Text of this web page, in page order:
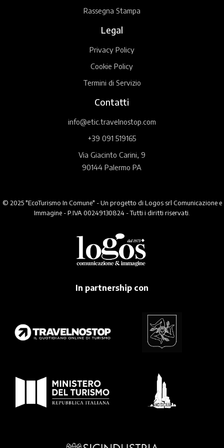
Rassegna Stampa
Legal
Privacy Policy
Cookie Policy
Termini di Servizio
Contatti
info@etic.travelnostop.com
+39 091 519165
Via Giacinto Carini, 9
90144 Palermo PA
© 2025 "EcoTurismo In Comune" - Un progetto di Logos srl Comunicazione e
Immagine - P.IVA 00249130824 - Tutti i diritti riservati.
In partnership con